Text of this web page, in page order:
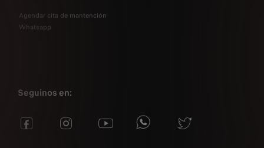
Agendar cita de mantención
Whatsapp
Seguinos en: